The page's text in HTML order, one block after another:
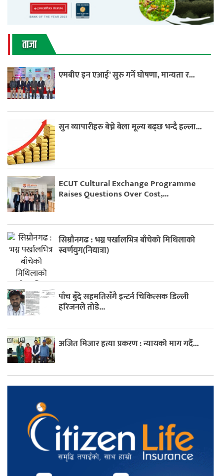
ताजा
एमबीए इन एआई’ सुरु गर्ने घोषणा, मान्यता र...
सुन व्यापारीहरु बेच्ने बेला मूल्य बढ्छ भन्दै हल्ला...
ECUT Cultural Exchange Programme
Raises Questions Over Cost,...
सिम्रौनगढ : भग्न पर्खालभित्र बाँचेको मिथिलाको
स्वर्णयुग(नियात्रा)
पाँच बुँदे सहमतिसँगै इन्टर्न चिकित्सक डिल्ली
हरिजनले तोडे...
अजित मिजार हत्या प्रकरण : न्यायको माग गर्दै...